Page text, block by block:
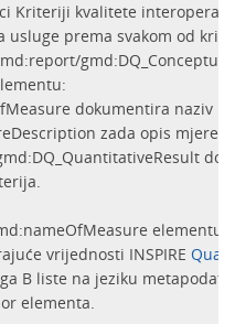
Kriteriji kvalitete
usluge prema svakom od
dokumentira naziv
zada opis
elementu
vrijednosti INSPIRE
B liste na jeziku
elementa.